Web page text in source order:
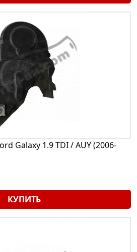
Galaxy 1.9 TDI / AUY (2006-
КУПИТЬ